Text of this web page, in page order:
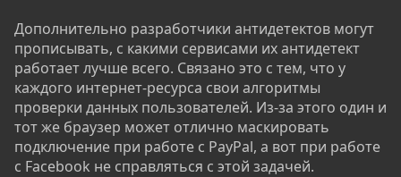
Дополнительно разработчики антидетектов могут
прописывать, с какими сервисами их антидетект
работает лучше всего. Связано это с тем, что у
каждого интернет-ресурса свои алгоритмы
проверки данных пользователей. Из-за этого один и
тот же браузер может отлично маскировать
подключение при работе с PayPal, а вот при работе
с Facebook не справляться с этой задачей.